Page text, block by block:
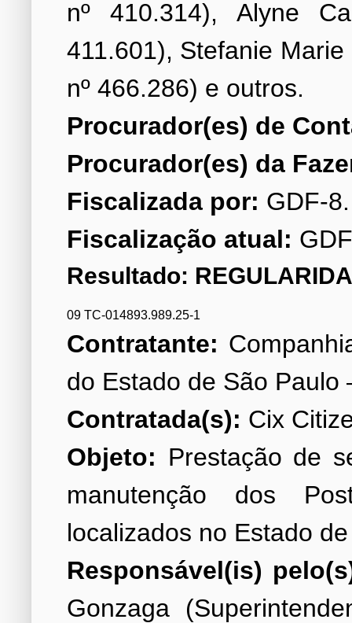
nº 410.314), Alyne
411.601), Stefanie
Procurador(es) de
Procurador(es) da
Fiscalizada por:
Fiscalização atual:
Resultado:
09 TC-014893.989.25-1
Contratante:
Contratada(s):
Objeto: Prestação de
manutenção dos
Responsável(is)
Gonzaga